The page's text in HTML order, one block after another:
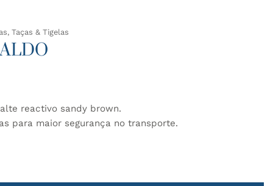
Taças & Tigelas
reactivo sandy brown.
para maior segurança no transporte.